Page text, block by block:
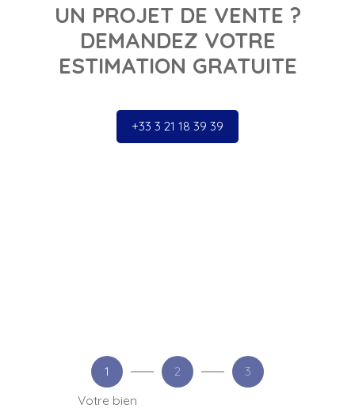
UN PROJET DE VENTE ?
DEMANDEZ VOTRE
ESTIMATION GRATUITE
+33 3 21 18 39 39
1
Votre bien
2 3